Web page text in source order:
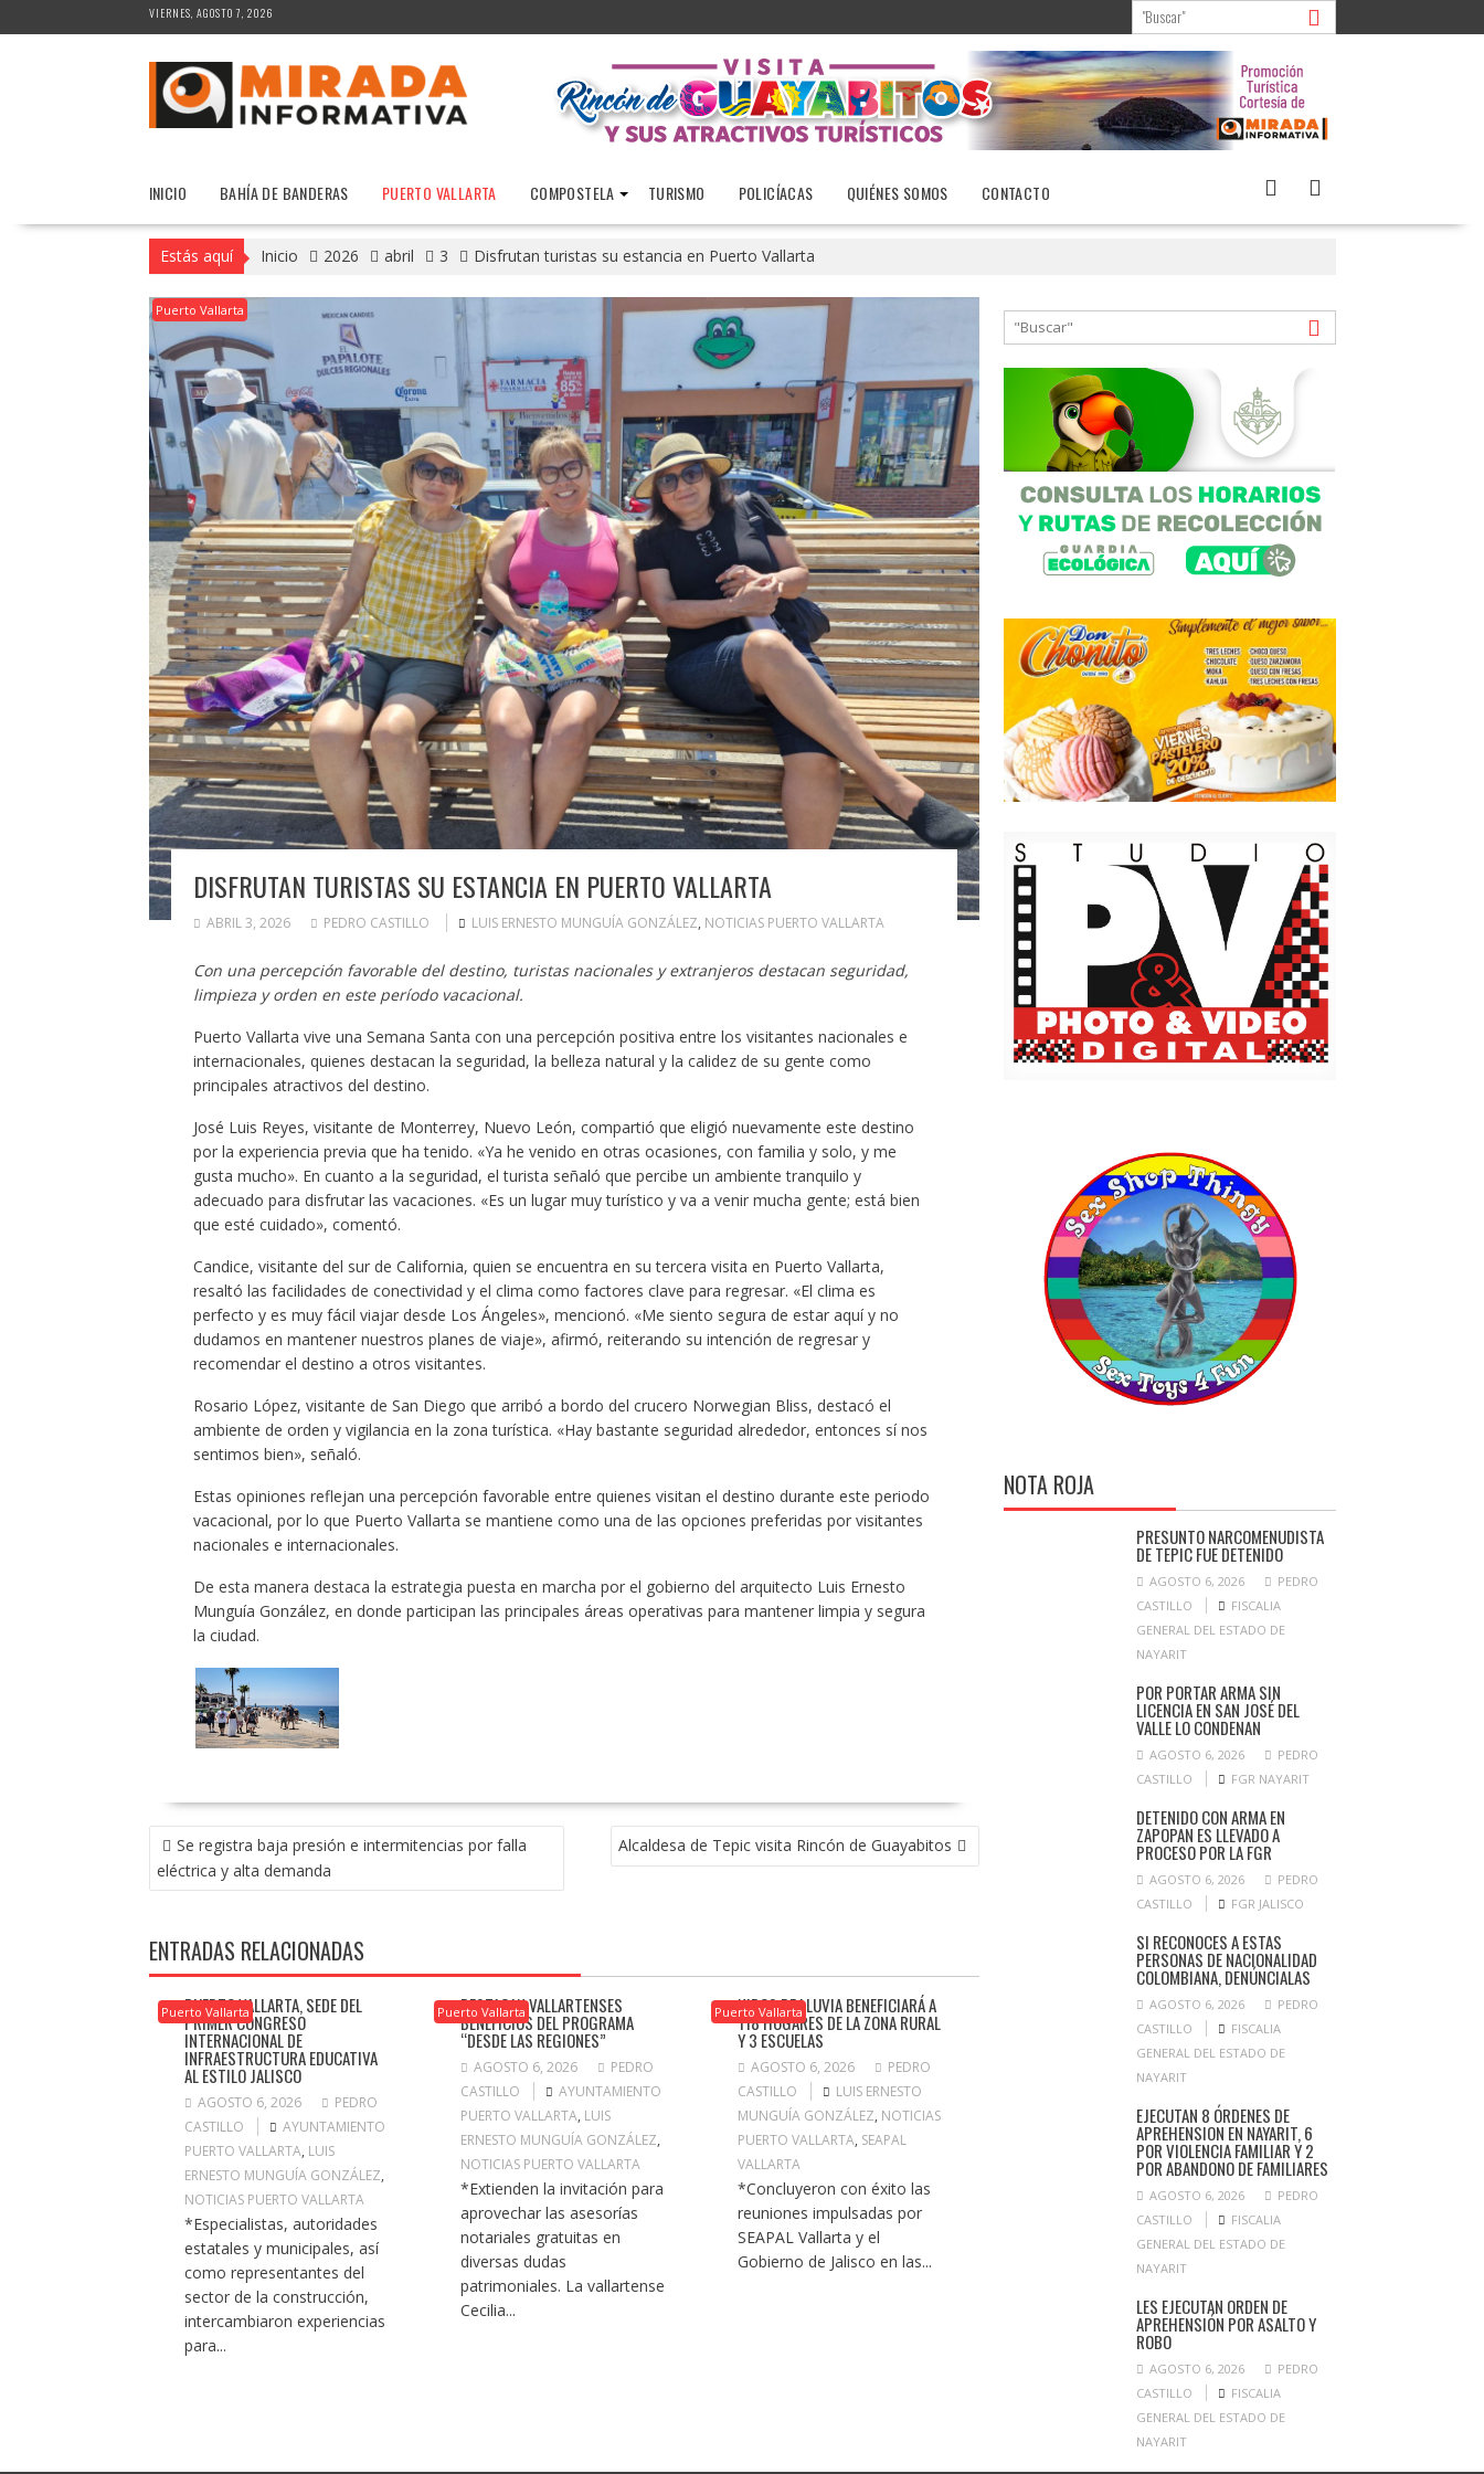
al
VIERNES, AGOSTO 7, 2026
INICIO BAHÍA DE BANDERAS PUERTO VALLARTA COMPOSTELA TURISMO POLICÍACAS QUIÉNES SOMOS CONTACTO
Estás aquí Inicio 2026 abril 3 Disfrutan turistas su estancia en Puerto Vallarta
Puerto Vallarta
DISFRUTAN TURISTAS SU ESTANCIA EN PUERTO VALLARTA
ABRIL 3, 2026 PEDRO CASTILLO LUIS ERNESTO MUNGUÍA GONZÁLEZ, NOTICIAS PUERTO VALLARTA
Con una percepción favorable del destino, turistas nacionales y extranjeros destacan seguridad,
limpieza y orden en este período vacacional.
Puerto Vallarta vive una Semana Santa con una percepción positiva entre los visitantes nacionales e
internacionales, quienes destacan la seguridad, la belleza natural y la calidez de su gente como
principales atractivos del destino.
José Luis Reyes, visitante de Monterrey, Nuevo León, compartió que eligió nuevamente este destino
por la experiencia previa que ha tenido. «Ya he venido en otras ocasiones, con familia y solo, y me
gusta mucho». En cuanto a la seguridad, el turista señaló que percibe un ambiente tranquilo y
adecuado para disfrutar las vacaciones. «Es un lugar muy turístico y va a venir mucha gente; está bien
que esté cuidado», comentó.
Candice, visitante del sur de California, quien se encuentra en su tercera visita en Puerto Vallarta,
resaltó las facilidades de conectividad y el clima como factores clave para regresar. «El clima es
perfecto y es muy fácil viajar desde Los Ángeles», mencionó. «Me siento segura de estar aquí y no
dudamos en mantener nuestros planes de viaje», afirmó, reiterando su intención de regresar y
recomendar el destino a otros visitantes.
Rosario López, visitante de San Diego que arribó a bordo del crucero Norwegian Bliss, destacó el
ambiente de orden y vigilancia en la zona turística. «Hay bastante seguridad alrededor, entonces sí nos
sentimos bien», señaló.
Estas opiniones reflejan una percepción favorable entre quienes visitan el destino durante este periodo
vacacional, por lo que Puerto Vallarta se mantiene como una de las opciones preferidas por visitantes
nacionales e internacionales.
De esta manera destaca la estrategia puesta en marcha por el gobierno del arquitecto Luis Ernesto
Munguía González, en donde participan las principales áreas operativas para mantener limpia y segura
la ciudad.
NAVEGACIÓN
DE
ENTRADAS
Se registra baja presión e intermitencias por falla
eléctrica y alta demanda
Alcaldesa de Tepic visita Rincón de Guayabitos
ENTRADAS RELACIONADAS
Puerto Vallarta
PUERTO VALLARTA, SEDE DEL
PRIMER CONGRESO
INTERNACIONAL DE
INFRAESTRUCTURA EDUCATIVA
AL ESTILO JALISCO
AGOSTO 6, 2026
PEDRO
CASTILLO
AYUNTAMIENTO
PUERTO VALLARTA, LUIS
ERNESTO MUNGUÍA GONZÁLEZ,
NOTICIAS PUERTO VALLARTA
*Especialistas, autoridades
estatales y municipales, así
como representantes del
sector de la construcción,
intercambiaron experiencias
para...
Puerto Vallarta
DESTACAN VALLARTENSES
BENEFICIOS DEL PROGRAMA
“DESDE LAS REGIONES”
AGOSTO 6, 2026
PEDRO
CASTILLO
AYUNTAMIENTO
PUERTO VALLARTA, LUIS
ERNESTO MUNGUÍA GONZÁLEZ,
NOTICIAS PUERTO VALLARTA
*Extienden la invitación para
aprovechar las asesorías
notariales gratuitas en
diversas dudas
patrimoniales. La vallartense
Cecilia...
Puerto Vallarta
NIDOS DE LLUVIA BENEFICIARÁ A
118 HOGARES DE LA ZONA RURAL
Y 3 ESCUELAS
AGOSTO 6, 2026
PEDRO
CASTILLO
LUIS ERNESTO
MUNGUÍA GONZÁLEZ, NOTICIAS
PUERTO VALLARTA, SEAPAL
VALLARTA
*Concluyeron con éxito las
reuniones impulsadas por
SEAPAL Vallarta y el
Gobierno de Jalisco en las...
NOTA ROJA
PRESUNTO NARCOMENUDISTA
DE TEPIC FUE DETENIDO
AGOSTO 6, 2026
PEDRO
CASTILLO
FISCALIA
GENERAL DEL ESTADO DE
NAYARIT
POR PORTAR ARMA SIN
LICENCIA EN SAN JOSÉ DEL
VALLE LO CONDENAN
AGOSTO 6, 2026
PEDRO
CASTILLO
FGR NAYARIT
DETENIDO CON ARMA EN
ZAPOPAN ES LLEVADO A
PROCESO POR LA FGR
AGOSTO 6, 2026
PEDRO
CASTILLO
FGR JALISCO
SI RECONOCES A ESTAS
PERSONAS DE NACIONALIDAD
COLOMBIANA, DENÚNCIALAS
AGOSTO 6, 2026
PEDRO
CASTILLO
FISCALIA
GENERAL DEL ESTADO DE
NAYARIT
EJECUTAN 8 ÓRDENES DE
APREHENSION EN NAYARIT, 6
POR VIOLENCIA FAMILIAR Y 2
POR ABANDONO DE FAMILIARES
AGOSTO 6, 2026
PEDRO
CASTILLO
FISCALIA
GENERAL DEL ESTADO DE
NAYARIT
LES EJECUTAN ORDEN DE
APREHENSIÓN POR ASALTO Y
ROBO
AGOSTO 6, 2026
PEDRO
CASTILLO
FISCALIA
GENERAL DEL ESTADO DE
NAYARIT